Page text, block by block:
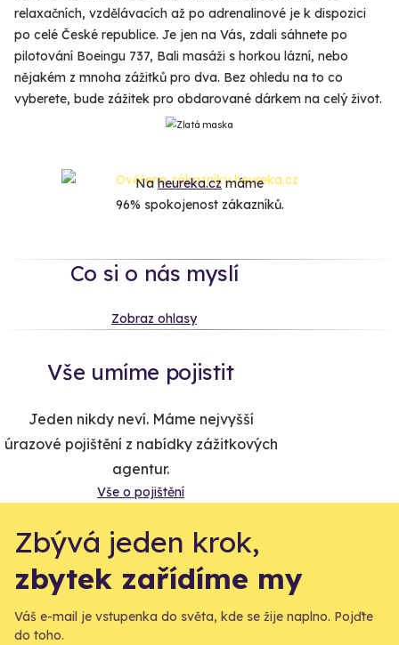
relaxačních, vzdělávacích až po adrenalinové je k dispozici
po celé České republice. Je jen na Vás, zdali sáhnete po
pilotování Boeingu 737, Bali masáži s horkou lázní, nebo
nějakém z mnoha zážitků pro dva. Bez ohledu na to co
vyberete, bude zážitek pro obdarované dárkem na celý život.
Naheureka.czmáme
96% spokojenost zákazníků.
Co si o nás myslí
Zobraz ohlasy
Vše umíme pojistit
Jeden nikdy neví. Máme nejvyšší
úrazové pojištění z nabídky zážitkových
agentur.
Vše o pojištění
Zbývá jeden krok,
zbytek zařídíme my
Váš e-mail je vstupenka do světa, kde se žije naplno. Pojďte
do toho.